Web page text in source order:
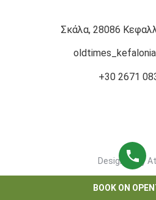
BOOK ON
Σκάλα, 28086
+30 2671
Designed by